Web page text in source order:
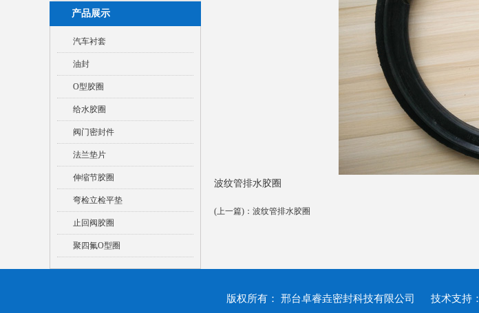
产品展示
汽车衬套
油封
O型胶圈
给水胶圈
阀门密封件
法兰垫片
伸缩节胶圈
弯检立检平垫
止回阀胶圈
聚四氟O型圈
波纹管排水胶圈
(上一篇)： 波纹管排水胶圈
版权所有： 邢台卓睿垚密封科技有限公司 技术支持：